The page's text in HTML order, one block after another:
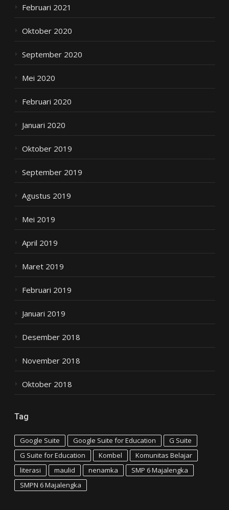
Februari 2021
Oktober 2020
September 2020
Mei 2020
Februari 2020
Januari 2020
Oktober 2019
September 2019
Agustus 2019
Mei 2019
April 2019
Maret 2019
Februari 2019
Januari 2019
Desember 2018
November 2018
Oktober 2018
Tag
Google Suite Google Suite for Education
G Suite
G Suite for Education
Kombel
Komunitas Belajar
literasi
maulid nenamka
SMP 6 Majalengka
SMPN 6 Majalengka